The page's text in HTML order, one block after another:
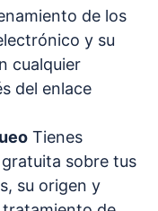
de los
y su
cualquier
del enlace
Tienes
sobre tus
su origen y